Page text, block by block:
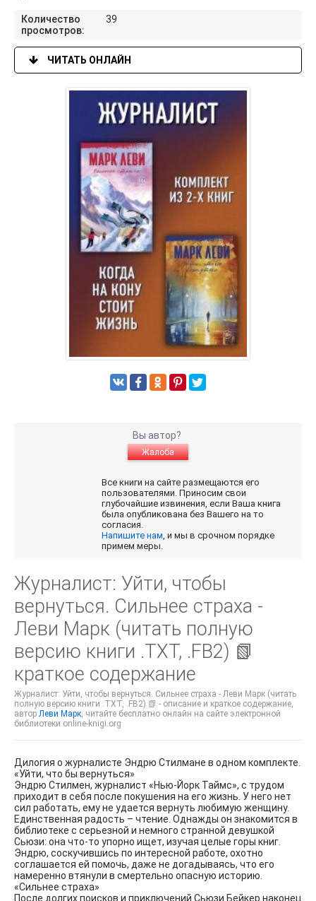
Количество
просмотров:
39
ЧИТАТЬ ОНЛАЙН
Вы автор?
Жалоба
Все книги на сайте размещаются его
пользователями. Приносим свои
глубочайшие извинения, если Ваша книга
была опубликована без Вашего на то
согласия.
Напишите нам , и мы в срочном порядке
примем меры.
Журналист: Уйти, чтобы
вернуться. Сильнее страха -
Леви Марк (читать полную
версию книги .TXT, .FB2) 📗
краткое содержание
Журналист: Уйти, чтобы вернуться. Сильнее страха - Леви Марк (читать
полную версию книги .TXT, .FB2) 📗 - описание и краткое содержание,
автор Леви Марк , читайте бесплатно онлайн на сайте электронной
библиотеки online-knigi.org
Дилогия о журналисте Эндрю Стилмане в одном комплекте.
«Уйти, что бы вернуться»
Эндрю Стилмен, журналист «Нью-Йорк Таймс», с трудом
приходит в себя после покушения на его жизнь. У него нет
сил работать, ему не удается вернуть любимую женщину.
Единственная радость – чтение. Однажды он знакомится в
библиотеке с серьезной и немного странной девушкой
Сьюзи: она что-то упорно ищет, изучая целые горы книг.
Эндрю, соскучившись по интересной работе, охотно
соглашается ей помочь, даже не догадываясь, что его
намеренно втянули в смертельно опасную историю.
«Сильнее страха»
После долгих поисков и приключений Сьюзи Бейкер наконец